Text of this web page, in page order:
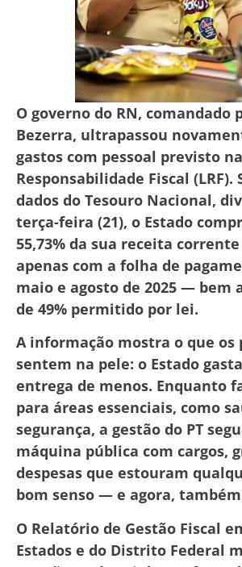
O governo do RN, comandado
Bezerra, ultrapassou
gastos com pessoal previsto
Responsabilidade Fiscal (LRF).
dados do Tesouro Nacional,
terça-feira (21), o Estado
55,73% da sua receita
apenas com a folha de
maio e agosto de 2025 — bem
de 49% permitido por lei.
A informação mostra o que os
sentem na pele: o Estado
entrega de menos. Enquanto
para áreas essenciais, como
segurança, a gestão do PT
máquina pública com cargos,
despesas que estouram
bom senso — e agora,
O Relatório de Gestão Fiscal
Estados e do Distrito Federal